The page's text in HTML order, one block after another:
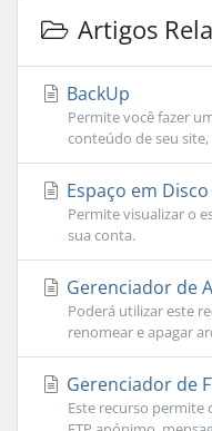
Artigos
BackUp
Permite você fazer
conteúdo de seu
Espaço em Disco
Permite visualizar o
sua conta.
Gerenciador de
Poderá utilizar este
renomear e apagar
Gerenciador de
Este recurso permite